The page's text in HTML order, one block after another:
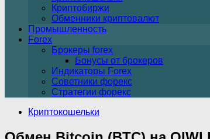
Криптобиржи
Обменники криптовалют
Промышленность
Forex
Брокеры forex
Бонусы от брокеров
Индикаторы Forex
Советники форекс
Стратегии форекс
Криптокошельки